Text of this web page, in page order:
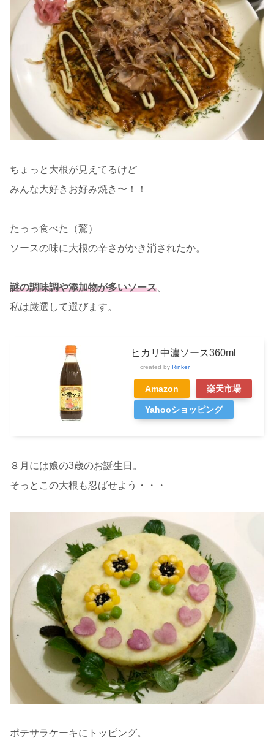
ちょっと大根が見えてるけど
みんな大好きお好み焼き〜！！
たっっ食べた（驚）
ソースの味に大根の辛さがかき消されたか。
謎の調味調や添加物が多いソース
私は厳選して選びます。
ヒカリ中濃ソース360ml
created by Rinker
Amazon 楽天市場
Yahooショッピング
８月には娘の3歳のお誕生日。
そっとこの大根も忍ばせよう・・・
ポテサラケーキにトッピング。